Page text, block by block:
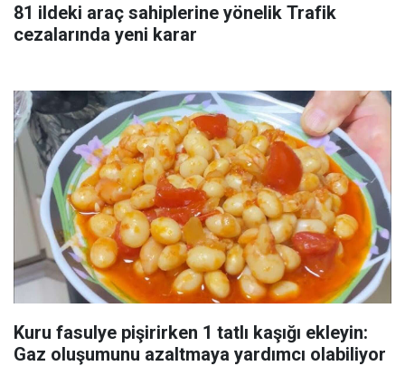
81 ildeki araç sahiplerine yönelik Trafik
cezalarında yeni karar
Kuru fasulye pişirirken 1 tatlı kaşığı ekleyin:
Gaz oluşumunu azaltmaya yardımcı olabiliyor